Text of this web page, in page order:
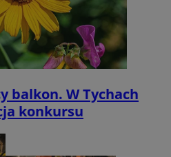
balkon. W Tychach
konkursu